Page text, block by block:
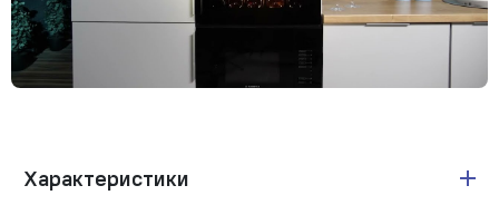
Характеристики